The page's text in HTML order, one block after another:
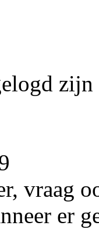
zijn
vraag
er